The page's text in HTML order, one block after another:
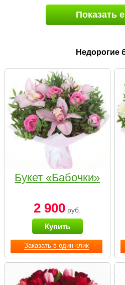
Показать
Недорогие
Заказать в один клик
Букет «Бабочки»
2 900 руб.
Купить